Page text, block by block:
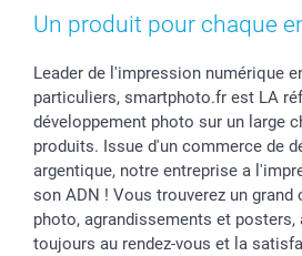
Coques smartphone
Cadres photo & accessoires déco
Dénicheur d'idées cadeau
Fête des Mères
Communion
Baptême
Toussaint
Rentrée des classes
Saint-Valentin
Vacances
Droit de rétraction
Vie privée
Gestion des cookies
Tarifs
Partenariats & Influence
Investisseurs
Aide
smartfriends
Livraison
Modes de paiement
Grandes quantités
Statut de ma commande
Un produit pour chaque
Leader de l'impression numérique
particuliers, smartphoto.fr est LA
développement photo sur un large
produits. Issue d'un commerce de
argentique, notre entreprise a
son ADN ! Vous trouverez un grand
photo, agrandissements et posters,
toujours au rendez-vous et la